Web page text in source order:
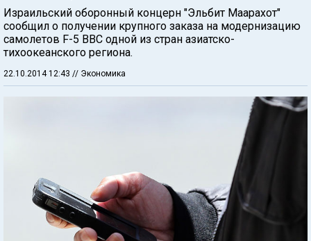
Израильский оборонный концерн "Эльбит Маарахот"
сообщил о получении крупного заказа на модернизацию
самолетов F-5 ВВС одной из стран азиатско-
тихоокеанского региона.
22.10.2014 12:43 // Экономика